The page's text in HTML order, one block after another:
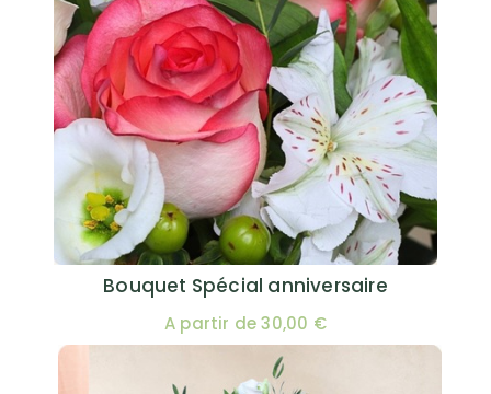
Bouquet Spécial anniversaire
A partir de 30,00 €